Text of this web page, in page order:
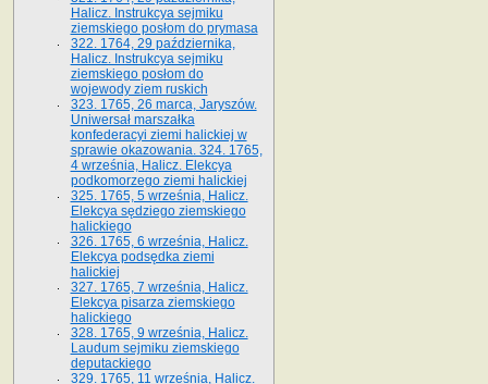
Halicz. Instrukcya sejmiku
ziemskiego posłom do prymasa
322. 1764, 29 października,
Halicz. Instrukcya sejmiku
ziemskiego posłom do
wojewody ziem ruskich
323. 1765, 26 marca, Jaryszów.
Uniwersał marszałka
konfederacyi ziemi halickiej w
sprawie okazowania. 324. 1765,
4 września, Halicz. Elekcya
podkomorzego ziemi halickiej
325. 1765, 5 września, Halicz.
Elekcya sędziego ziemskiego
halickiego
326. 1765, 6 września, Halicz.
Elekcya podsędka ziemi
halickiej
327. 1765, 7 września, Halicz.
Elekcya pisarza ziemskiego
halickiego
328. 1765, 9 września, Halicz.
Laudum sejmiku ziemskiego
deputackiego
329. 1765, 11 września, Halicz.